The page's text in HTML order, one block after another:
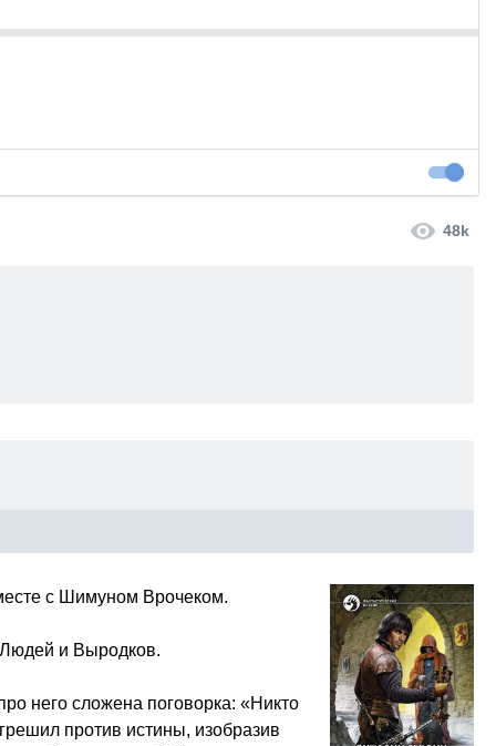
48k
с Шимуном Врочеком.
Людей и Выродков.
него сложена поговорка: «Никто
против истины, изобразив